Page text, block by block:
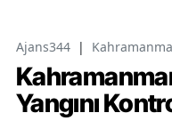
Ajans344 |
Yangını